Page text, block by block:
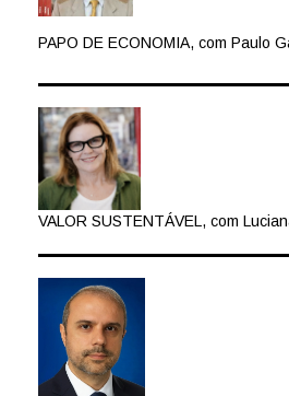
PAPO DE ECONOMIA, com Paulo
VALOR SUSTENTÁVEL, com